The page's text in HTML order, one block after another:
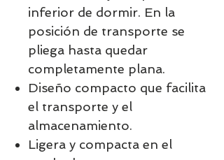
inferior de dormir. En la
posición de transporte se
pliega hasta quedar
completamente plana.
Diseño compacto que facilita
el transporte y el
almacenamiento.
Ligera y compacta en el